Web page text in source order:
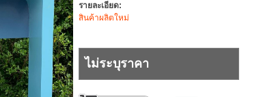
รายละเอียด:
สินค้าผลิตใหม่
ไม่ระบุราคา